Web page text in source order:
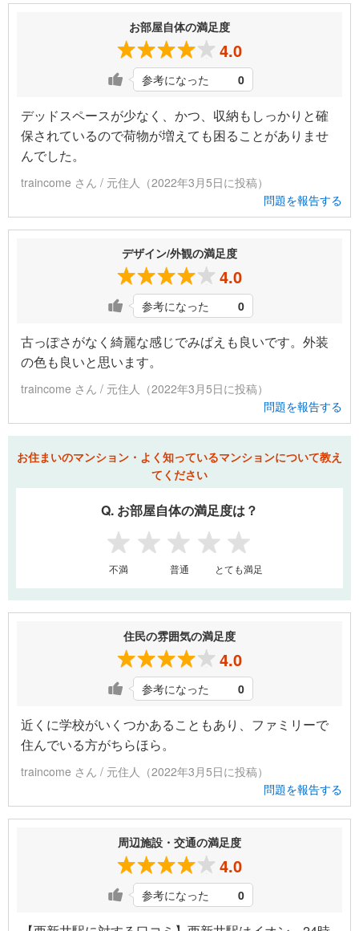
お部屋自体の満足度
4.0
参考になった 0
デッドスペースが少なく、かつ、収納もしっかりと確
保されているので荷物が増えても困ることがありませ
んでした。
traincome さん / 元住人（2022年3月5日に投稿）
問題を報告する
デザイン/外観の満足度
4.0
参考になった 0
古っぽさがなく綺麗な感じでみばえも良いです。外装
の色も良いと思います。
traincome さん / 元住人（2022年3月5日に投稿）
問題を報告する
お住まいのマンション・よく知っているマンションについて教え
てください
Q. お部屋自体の満足度は？
1 2 3 4 5
不満 普通 とても満足
住民の雰囲気の満足度
4.0
参考になった 0
近くに学校がいくつかあることもあり、ファミリーで
住んでいる方がちらほら。
traincome さん / 元住人（2022年3月5日に投稿）
問題を報告する
周辺施設・交通の満足度
4.0
参考になった 0